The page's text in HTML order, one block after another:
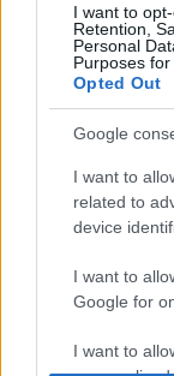
I want to
Retention,
Personal
Purposes for
Opted Out
Google
I want to
related to
device
I want to
Google for
I want to
Nagy a
Lmagazin•2016.
kórház, sem
találtak meg
kedden lett